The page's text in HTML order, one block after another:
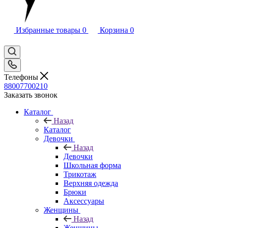
Избранные товары 0 Корзина 0
Телефоны
88007700210
Заказать звонок
Каталог
Назад
Каталог
Девочки
Назад
Девочки
Школьная форма
Трикотаж
Верхняя одежда
Брюки
Аксессуары
Женщины
Назад